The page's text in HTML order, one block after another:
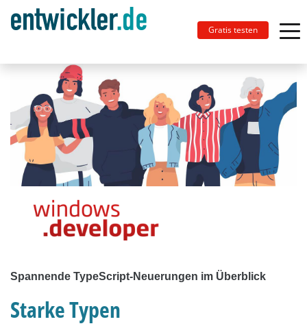
Gratis testen
Spannende TypeScript-Neuerungen im Überblick
Starke Typen